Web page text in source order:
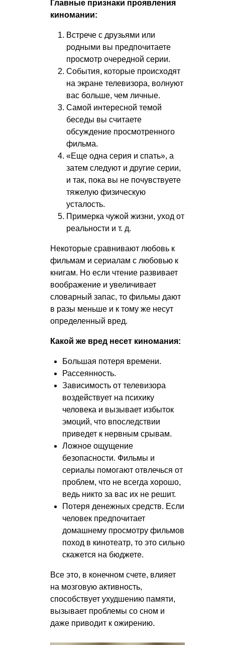
Главные признаки проявления
киномании:
Встрече с друзьями или
родными вы предпочитаете
просмотр очередной серии.
События, которые происходят
на экране телевизора, волнуют
вас больше, чем личные.
Самой интересной темой
беседы вы считаете
обсуждение просмотренного
фильма.
«Еще одна серия и спать», а
затем следуют и другие серии,
и так, пока вы не почувствуете
тяжелую физическую
усталость.
Примерка чужой жизни, уход от
реальности и т. д.
Некоторые сравнивают любовь к
фильмам и сериалам с любовью к
книгам. Но если чтение развивает
воображение и увеличивает
словарный запас, то фильмы дают
в разы меньше и к тому же несут
определенный вред.
Какой же вред несет киномания:
Большая потеря времени.
Рассеянность.
Зависимость от телевизора
воздействует на психику
человека и вызывает избыток
эмоций, что впоследствии
приведет к нервным срывам.
Ложное ощущение
безопасности. Фильмы и
сериалы помогают отвлечься от
проблем, что не всегда хорошо,
ведь никто за вас их не решит.
Потеря денежных средств. Если
человек предпочитает
домашнему просмотру фильмов
поход в кинотеатр, то это сильно
скажется на бюджете.
Все это, в конечном счете, влияет
на мозговую активность,
способствует ухудшению памяти,
вызывает проблемы со сном и
даже приводит к ожирению.